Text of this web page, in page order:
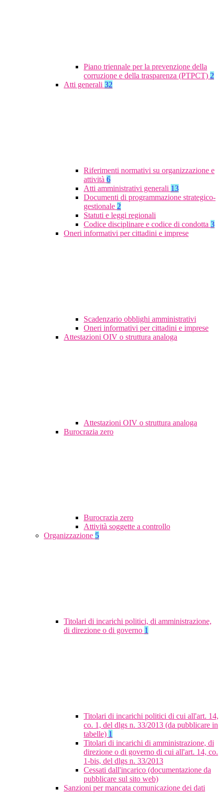
Piano triennale per la prevenzione della
corruzione e della trasparenza (PTPCT) 2
Atti generali 32
Riferimenti normativi su organizzazione e
attività 6
Atti amministrativi generali 13
Documenti di programmazione strategico-
gestionale 2
Statuti e leggi regionali
Codice disciplinare e codice di condotta 3
Oneri informativi per cittadini e imprese
Scadenzario obblighi amministrativi
Oneri informativi per cittadini e imprese
Attestazioni OIV o struttura analoga
Attestazioni OIV o struttura analoga
Burocrazia zero
Burocrazia zero
Attività soggette a controllo
Organizzazione 5
Titolari di incarichi politici, di amministrazione,
di direzione o di governo 1
Titolari di incarichi politici di cui all'art. 14,
co. 1, del dlgs n. 33/2013 (da pubblicare in
tabelle) 1
Titolari di incarichi di amministrazione, di
direzione o di governo di cui all'art. 14, co.
1-bis, del dlgs n. 33/2013
Cessati dall'incarico (documentazione da
pubblicare sul sito web)
Sanzioni per mancata comunicazione dei dati